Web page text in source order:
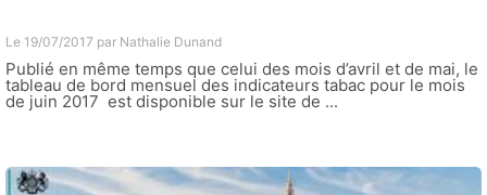
Le 19/07/2017 par Nathalie Dunand
Publié en même temps que celui des mois d’avril et de mai, le
tableau de bord mensuel des indicateurs tabac pour le mois
de juin 2017 est disponible sur le site de ...